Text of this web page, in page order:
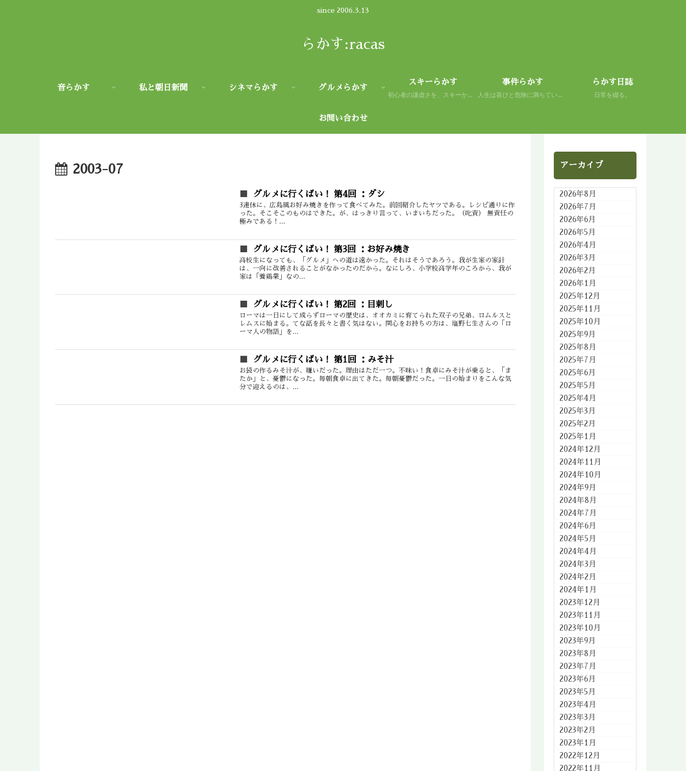
since 2006.3.13
らかす:racas
音らかす 私と朝日新聞 シネマらかす グルメらかす
スキーらかす
初心者の謙虚さを、スキーから学ぶ。 人生もまた然り。
事件らかす
人生は喜びと危険に満ちている。 だから面白い。
らかす日誌
日常を綴る。
お問い合わせ
2003-07
グルメに行くばい！ 第4回 ：ダシ
3連休に、広島風お好み焼きを作って食べてみた。前回紹介したヤツである。レシピ通りに作
った。そこそこのものはできた。が、はっきり言って、いまいちだった。（叱責） 無責任の
極みである！...
グルメに行くばい！ 第3回 ：お好み焼き
高校生になっても、「グルメ」への道は遠かった。それはそうであろう。我が生家の家計
は、一向に改善されることがなかったのだから。なにしろ、小学校高学年のころから、我が
家は「養鶏業」なの...
グルメに行くばい！ 第2回 ：目刺し
ローマは一日にして成らずローマの歴史は、オオカミに育てられた双子の兄弟、ロムルスと
レムスに始まる。てな話を長々と書く気はない。関心をお持ちの方は、塩野七生さんの「ロ
ーマ人の物語」を...
グルメに行くばい！ 第1回 ：みそ汁
お袋の作るみそ汁が、嫌いだった。理由はただ一つ。不味い！食卓にみそ汁が乗ると、「ま
たか」と、憂鬱になった。毎朝食卓に出てきた。毎朝憂鬱だった。一日の始まりをこんな気
分で迎えるのは、...
アーカイブ
2026年8月
2026年7月
2026年6月
2026年5月
2026年4月
2026年3月
2026年2月
2026年1月
2025年12月
2025年11月
2025年10月
2025年9月
2025年8月
2025年7月
2025年6月
2025年5月
2025年4月
2025年3月
2025年2月
2025年1月
2024年12月
2024年11月
2024年10月
2024年9月
2024年8月
2024年7月
2024年6月
2024年5月
2024年4月
2024年3月
2024年2月
2024年1月
2023年12月
2023年11月
2023年10月
2023年9月
2023年8月
2023年7月
2023年6月
2023年5月
2023年4月
2023年3月
2023年2月
2023年1月
2022年12月
2022年11月